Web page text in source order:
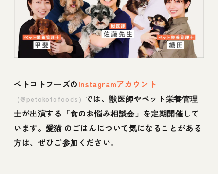
ペトコトフーズのInstagramアカウント
（@petokotofoods） では、獣医師やペット栄養管理
士が出演する「食のお悩み相談会」を定期開催して
います。愛猫 のごはんについて気になることがある
方は、ぜひご参加ください。